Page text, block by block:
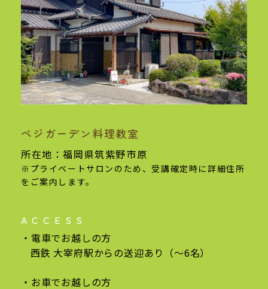
ベジガーデン料理教室
所在地：福岡県筑紫野市原
※プライベートサロンのため、受講確定時に詳細住所
をご案内します。
ACCESS
電車でお越しの方
西鉄 大宰府駅からの送迎あり（〜6名）
お車でお越しの方